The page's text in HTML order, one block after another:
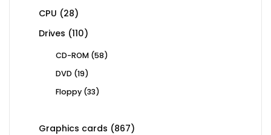
CPU 2828
Drives 110110
CD-ROM 5858
DVD 1919
Floppy 3333
Graphics cards 867867